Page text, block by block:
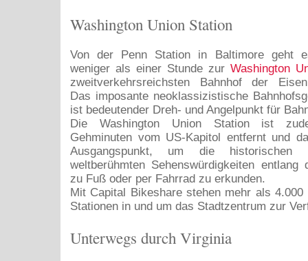
Washington Union Station
Von der Penn Station in Baltimore geht
weniger als einer Stunde zur Washington
zweitverkehrsreichsten Bahnhof der
Das imposante neoklassizistische
ist bedeutender Dreh- und Angelpunkt für
Die Washington Union Station ist
Gehminuten vom US-Kapitol entfernt und
Ausgangspunkt, um die historischen
weltberühmten Sehenswürdigkeiten entlang
zu Fuß oder per Fahrrad zu erkunden.
Mit Capital Bikeshare stehen mehr als 4.000
Stationen in und um das Stadtzentrum zur
Unterwegs durch Virginia